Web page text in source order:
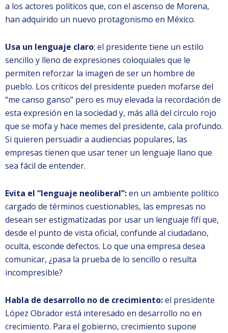
a los actores políticos que, con el ascenso de Morena,
han adquirido un nuevo protagonismo en México.
Usa un lenguaje claro: el presidente tiene un estilo
sencillo y lleno de expresiones coloquiales que le
permiten reforzar la imagen de ser un hombre de
pueblo. Los críticos del presidente pueden mofarse del
“me canso ganso” pero es muy elevada la recordación de
esta expresión en la sociedad y, más allá del círculo rojo
que se mofa y hace memes del presidente, cala profundo.
Si quieren persuadir a audiencias populares, las
empresas tienen que usar tener un lenguaje llano que
sea fácil de entender.
Evita el “lenguaje neoliberal”:en un ambiente político
cargado de términos cuestionables, las empresas no
desean ser estigmatizadas por usar un lenguaje fifí que,
desde el punto de vista oficial, confunde al ciudadano,
oculta, esconde defectos. Lo que una empresa desea
comunicar, ¿pasa la prueba de lo sencillo o resulta
incompresible?
Habla de desarrollo no de crecimiento:el presidente
López Obrador está interesado en desarrollo no en
crecimiento. Para el gobierno, crecimiento supone